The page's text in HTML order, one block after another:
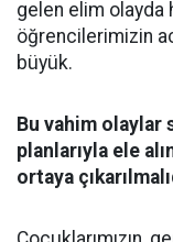
gelen elim olayda
öğrencilerimizin
büyük.
Bu vahim olaylar
planlarıyla ele
ortaya